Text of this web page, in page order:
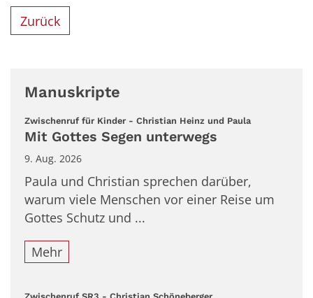
Zurück
Manuskripte
Zwischenruf für Kinder - Christian Heinz und Paula:
Mit Gottes Segen unterwegs
9. Aug. 2026
Paula und Christian sprechen darüber,
warum viele Menschen vor einer Reise um
Gottes Schutz und ...
Mehr
: